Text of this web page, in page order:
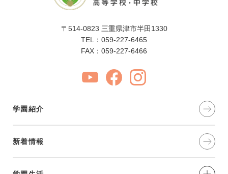
〒514-0823 三重県津市半田1330
TEL：059-227-6465
FAX：059-227-6466
学園紹介
新着情報